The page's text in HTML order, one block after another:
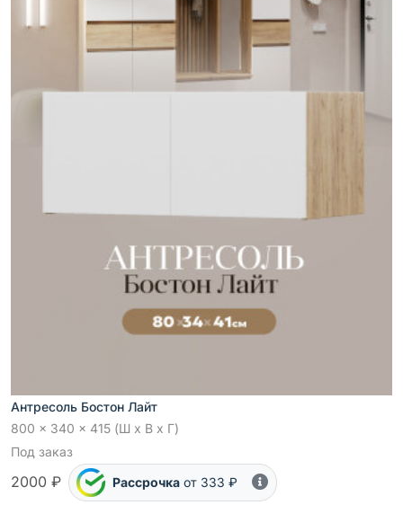
Антресоль Бостон Лайт
800 x 340 x 415 (Ш x В x Г)
Под заказ
2000 ₽ Рассрочка от 333 ₽